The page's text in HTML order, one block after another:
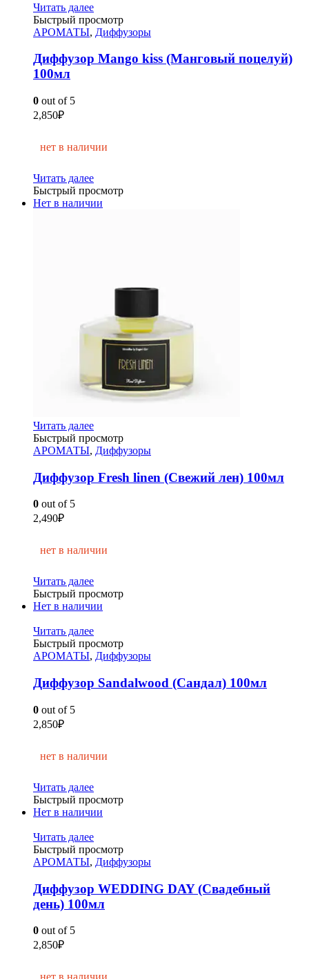
Читать далее
Быстрый просмотр
АРОМАТЫ, Диффузоры
Диффузор Mango kiss (Манговый поцелуй)
100мл
0 out of 5
2,850₽
нет в наличии
Читать далее
Быстрый просмотр
Нет в наличии
Читать далее
Быстрый просмотр
АРОМАТЫ, Диффузоры
Диффузор Fresh linen (Свежий лен) 100мл
0 out of 5
2,490₽
нет в наличии
Читать далее
Быстрый просмотр
Нет в наличии
Читать далее
Быстрый просмотр
АРОМАТЫ, Диффузоры
Диффузор Sandalwood (Сандал) 100мл
0 out of 5
2,850₽
нет в наличии
Читать далее
Быстрый просмотр
Нет в наличии
Читать далее
Быстрый просмотр
АРОМАТЫ, Диффузоры
Диффузор WEDDING DAY (Свадебный
день) 100мл
0 out of 5
2,850₽